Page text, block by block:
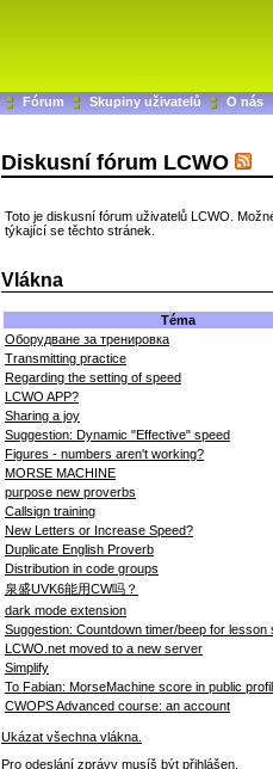
Fórum Skupiny uživatelů O nás
Diskusní fórum LCWO
Toto je diskusní fórum uživatelů LCWO.
týkající se těchto stránek.
Vlákna
Téma
Оборудване за тренировка
Transmitting practice
Regarding the setting of speed
LCWO APP?
Sharing a joy
Suggestion: Dynamic "Effective" speed
Figures - numbers aren't working?
MORSE MACHINE
purpose new proverbs
Callsign training
New Letters or Increase Speed?
Duplicate English Proverb
Distribution in code groups
泉盛UVK6能用CW吗？
dark mode extension
Suggestion: Countdown timer/beep for lesson
LCWO.net moved to a new server
Simplify
To Fabian: MorseMachine score in public
CWOPS Advanced course: an account
Ukázat všechna vlákna.
Pro odeslání zprávy musíš být přihlášen.